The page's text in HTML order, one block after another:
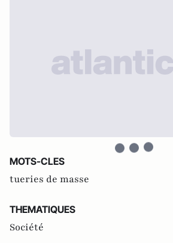
MOTS-CLES
tueries de masse
THEMATIQUES
Société